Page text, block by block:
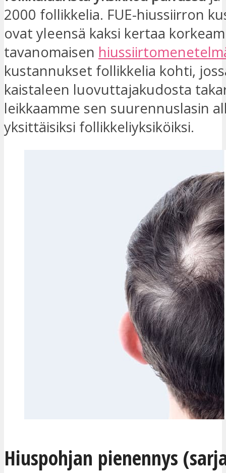
2000 follikkelia. FUE-hiussiirron
ovat yleensä kaksi kertaa
tavanomaisen
kustannukset follikkelia kohti,
kaistaleen luovuttajakudosta
leikkaamme sen suurennuslasin
yksittäisiksi follikkeliyksiköiksi.
Hiuspohjan pienennys